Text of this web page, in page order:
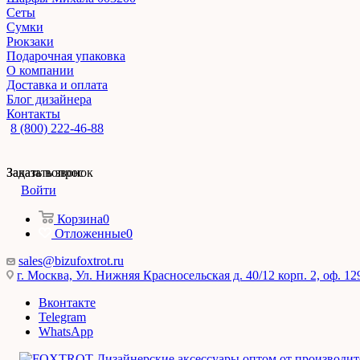
Сеты
Сумки
Рюкзаки
Подарочная упаковка
О компании
Доставка и оплата
Блог дизайнера
Контакты
8 (800) 222-46-88
Заказать звонок
Задать вопрос
Войти
Корзина0
Отложенные0
sales@bizufoxtrot.ru
г. Москва, Ул. Нижняя Красносельская д. 40/12 корп. 2, оф.
Вконтакте
Telegram
WhatsApp